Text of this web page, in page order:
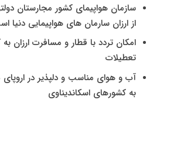
سازمان هواپیمای کشور مجارستان
از ارزان سارمان های هواپیمایی دنیا
امکان تردد با قطار و مسافرت ارزان به
تعطیلات
آب و هوای مناسب و دلپذیر در
به کشورهای اسکاندیناوی